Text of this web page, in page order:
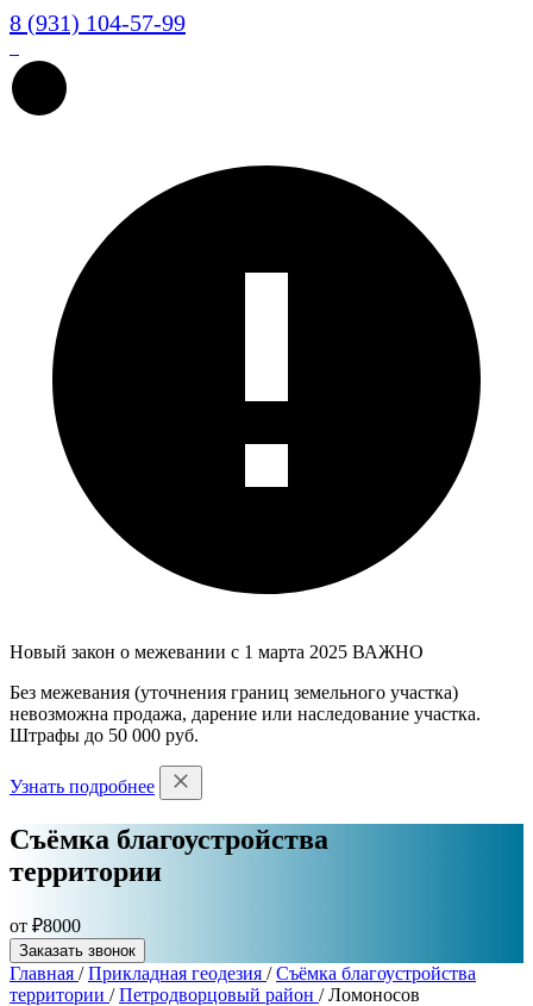
8 (931) 104-57-99
Новый закон о межевании с 1 марта 2025 ВАЖНО
Без межевания (уточнения границ земельного участка)
невозможна продажа, дарение или наследование участка.
Штрафы до 50 000 руб.
Узнать подробнее
Съёмка благоустройства
территории
от ₽8000
Заказать звонок
Главная /Прикладная геодезия /Съёмка благоустройства
территории /Петродворцовый район /Ломоносов